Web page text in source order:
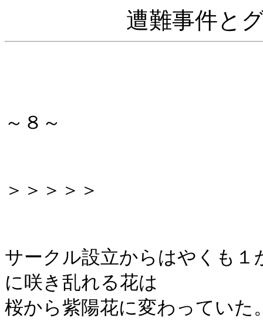
遭難事件と
～８～
＞＞＞＞＞
サークル設立からはやくも１
に咲き乱れる花は
桜から紫陽花に変わっていた